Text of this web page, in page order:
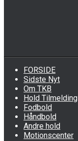
FORSIDE
Sidste Nyt
Om TKB
Hold Tilmelding
Fodbold
Håndbold
Andre hold
Motionscenter